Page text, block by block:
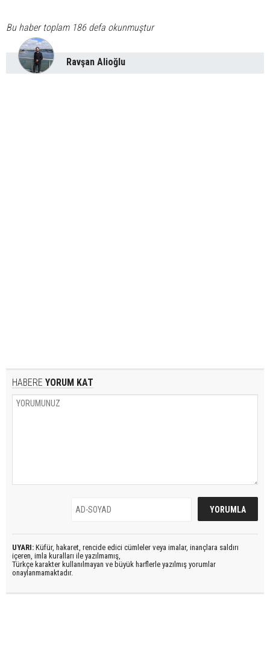
Bu haber toplam 186 defa okunmuştur
Ravşan Alioğlu
HABERE YORUM KAT
UYARI: Küfür, hakaret, rencide edici cümleler veya imalar, inançlara saldırı
içeren, imla kuralları ile yazılmamış,
Türkçe karakter kullanılmayan ve büyük harflerle yazılmış yorumlar
onaylanmamaktadır.